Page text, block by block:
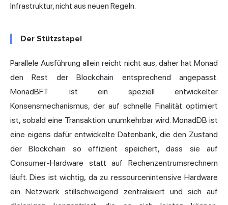
Infrastruktur, nicht aus neuen Regeln.
Der Stützstapel
Parallele Ausführung allein reicht nicht aus, daher hat Monad
den Rest der Blockchain entsprechend angepasst.
MonadBFT ist ein speziell entwickelter
Konsensmechanismus, der auf schnelle Finalität optimiert
ist, sobald eine Transaktion unumkehrbar wird. MonadDB ist
eine eigens dafür entwickelte Datenbank, die den Zustand
der Blockchain so effizient speichert, dass sie auf
Consumer-Hardware statt auf Rechenzentrumsrechnern
läuft. Dies ist wichtig, da zu ressourcenintensive Hardware
ein Netzwerk stillschweigend zentralisiert und sich auf